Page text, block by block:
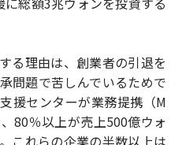
る理由は、創業者の引退を
問題で苦しんでいるためで
援センターが業務提携（M
80％以上が売上500億ウォ
これらの企業の半数以上は